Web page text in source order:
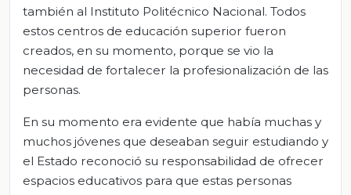
también al Instituto Politécnico Nacional. Todos
estos centros de educación superior fueron
creados, en su momento, porque se vio la
necesidad de fortalecer la profesionalización de las
personas.
En su momento era evidente que había muchas y
muchos jóvenes que deseaban seguir estudiando y
el Estado reconoció su responsabilidad de ofrecer
espacios educativos para que estas personas